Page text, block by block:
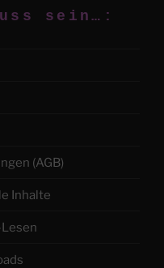
sein…:
(AGB)
Inhalte